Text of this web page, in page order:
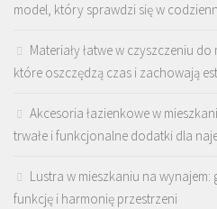
model, który sprawdzi się w
Materiały łatwe w czyszczeniu
które oszczędzą czas i zachowają
Akcesoria łazienkowe w
trwałe i funkcjonalne dodatki dla
Lustra w mieszkaniu na wynajem:
funkcję i harmonię przestrzeni